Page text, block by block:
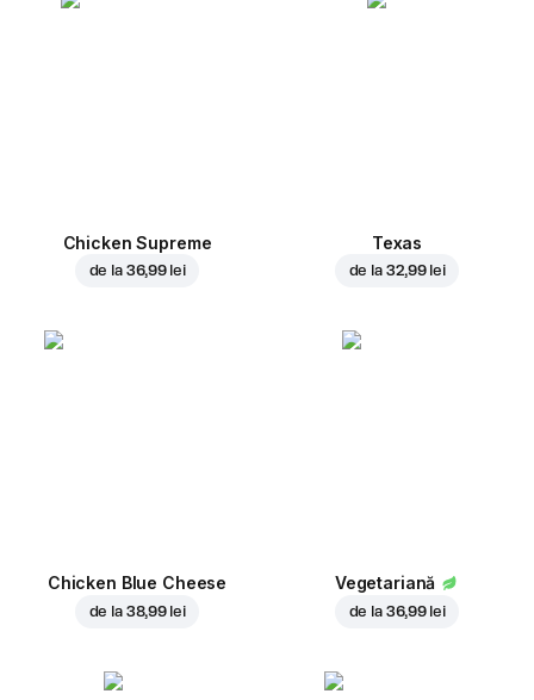
Chicken Supreme
de la 36,99 lei
Texas
de la 32,99 lei
Chicken Blue Cheese
de la 38,99 lei
Vegetariană
de la 36,99 lei